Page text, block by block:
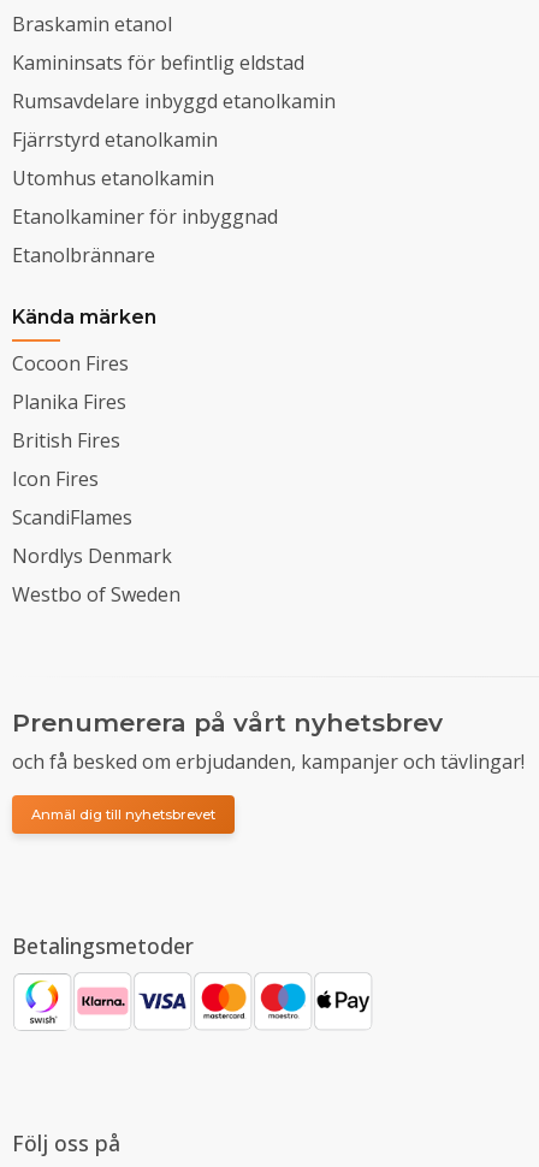
Braskamin etanol
Kamininsats för befintlig eldstad
Rumsavdelare inbyggd etanolkamin
Fjärrstyrd etanolkamin
Utomhus etanolkamin
Etanolkaminer för inbyggnad
Etanolbrännare
Kända märken
Cocoon Fires
Planika Fires
British Fires
Icon Fires
ScandiFlames
Nordlys Denmark
Westbo of Sweden
Prenumerera på vårt nyhetsbrev
och få besked om erbjudanden, kampanjer och tävlingar!
Anmäl dig till nyhetsbrevet
Betalingsmetoder
Följ oss på